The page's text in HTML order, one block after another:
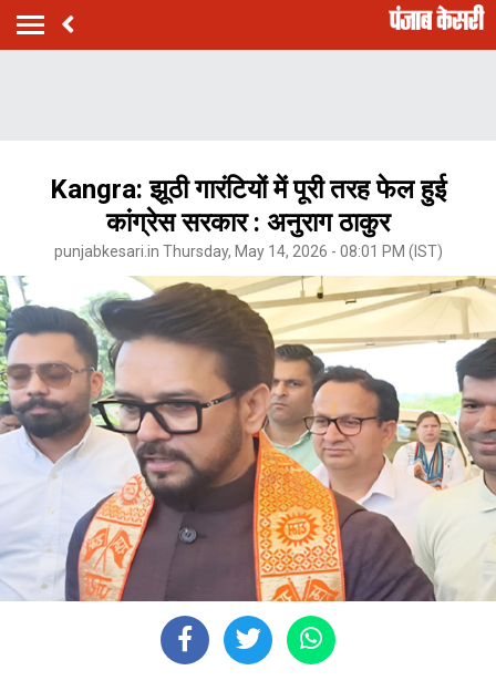
Kangra: झूठी गारंटियों में पूरी तरह फेल हुई
कांग्रेस सरकार : अनुराग ठाकुर
punjabkesari.in Thursday, May 14, 2026 - 08:01 PM (IST)